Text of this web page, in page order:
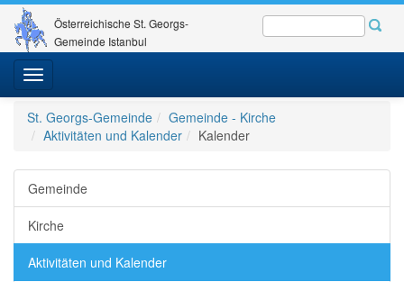
Österreichische St. Georgs-
Gemeinde Istanbul
Toggle
navigation
St. Georgs-Gemeinde
Gemeinde - Kirche
Aktivitäten und Kalender
Kalender
Gemeinde
Kirche
Aktivitäten und Kalender